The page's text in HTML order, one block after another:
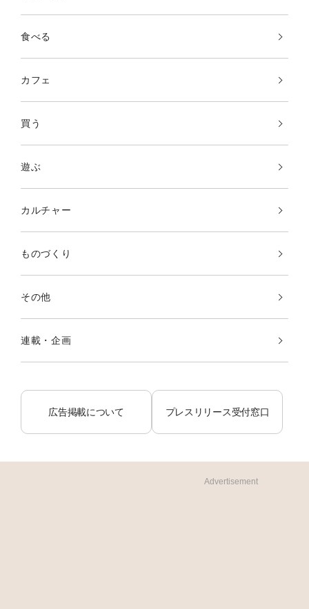
食べる
カフェ
買う
遊ぶ
カルチャー
ものづくり
その他
連載・企画
広告掲載について プレスリリース受付窓口
Advertisement